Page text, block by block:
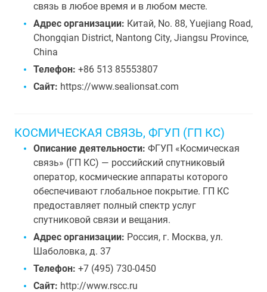
связь в любое время и в любом месте.
Адрес организации: Китай, No. 88, Yuejiang Road,
Chongqian District, Nantong City, Jiangsu Province,
China
Телефон: +86 513 85553807
Сайт: https://www.sealionsat.com
КОСМИЧЕСКАЯ СВЯЗЬ, ФГУП (ГП КС)
Описание деятельности: ФГУП «Космическая
связь» (ГП КС) — российский спутниковый
оператор, космические аппараты которого
обеспечивают глобальное покрытие. ГП КС
предоставляет полный спектр услуг
спутниковой связи и вещания.
Адрес организации: Россия, г. Москва, ул.
Шаболовка, д. 37
Телефон: +7 (495) 730-0450
Сайт: http://www.rscc.ru